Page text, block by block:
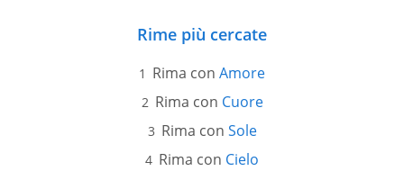
Rime più cercate
Rima con Amore
Rima con Cuore
Rima con Sole
Rima con Cielo